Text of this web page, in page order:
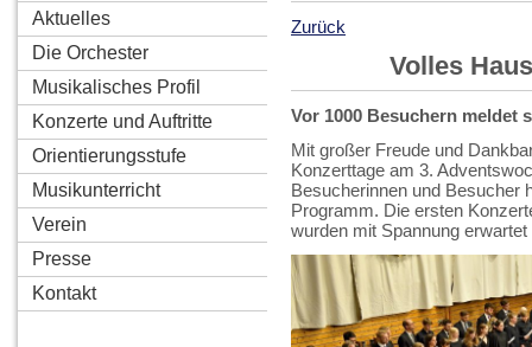
Aktuelles
Die Orchester
Musikalisches Profil
Konzerte und Auftritte
Orientierungsstufe
Musikunterricht
Verein
Presse
Kontakt
Zurück
Volles
Vor 1000 Besuchern meldet
Mit großer Freude und
Konzerttage am 3.
Besucherinnen und Besucher
Programm. Die ersten
wurden mit Spannung